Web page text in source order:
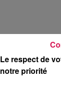
Le respect de
notre priorité